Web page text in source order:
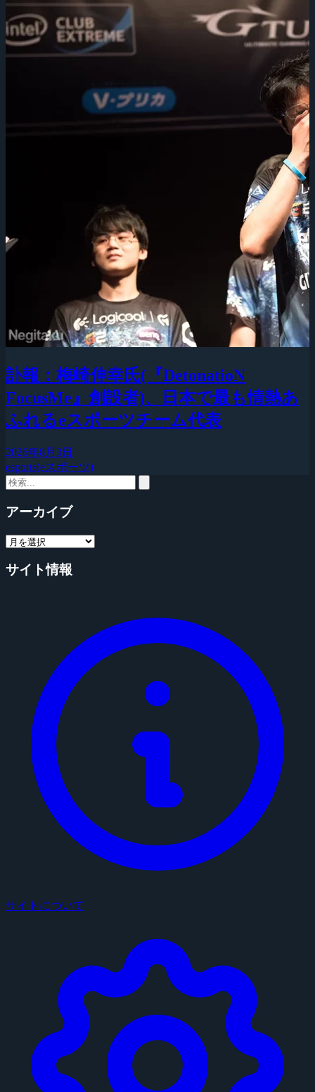
訃報：梅崎伸幸氏(『DetonatioN
FocusMe』創設者)、日本で最も情熱あ
ふれるeスポーツチーム代表
2026年8月3日
esports(eスポーツ)
アーカイブ
サイト情報
サイトについて